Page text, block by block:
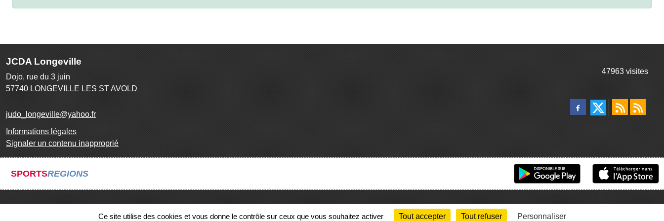
JCDA Longeville
Dojo, rue du 3 juin
57740 LONGEVILLE LES ST AVOLD
judo_longeville@yahoo.fr
Informations légales
Signaler un contenu inapproprié
47963 visites
SPORTSREGIONS
Gestion des cookies
Ce site utilise des cookies et vous donne le contrôle sur ceux que vous souhaitez activer Tout accepter Tout refuser Personnaliser